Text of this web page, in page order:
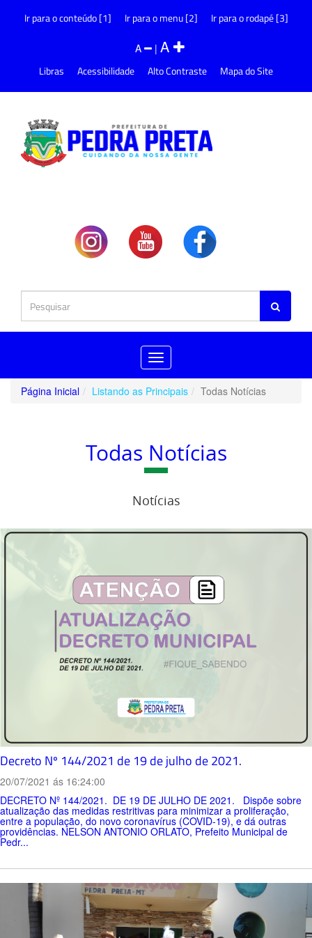
Ir para o conteúdo [1] Ir para o menu [2] Ir para o rodapé [3]
A |A
Libras Acessibilidade Alto Contraste Mapa do Site
Toggle
navigation
Página Inicial
Listando as Principais Todas Notícias
Todas Notícias
Notícias
Decreto Nº 144/2021 de 19 de julho de 2021.
20/07/2021 ás 16:24:00
DECRETO Nº 144/2021. DE 19 DE JULHO DE 2021. Dispõe sobre
atualização das medidas restritivas para minimizar a proliferação,
entre a população, do novo coronavírus (COVID-19), e dá outras
providências. NELSON ANTONIO ORLATO, Prefeito Municipal de
Pedr...